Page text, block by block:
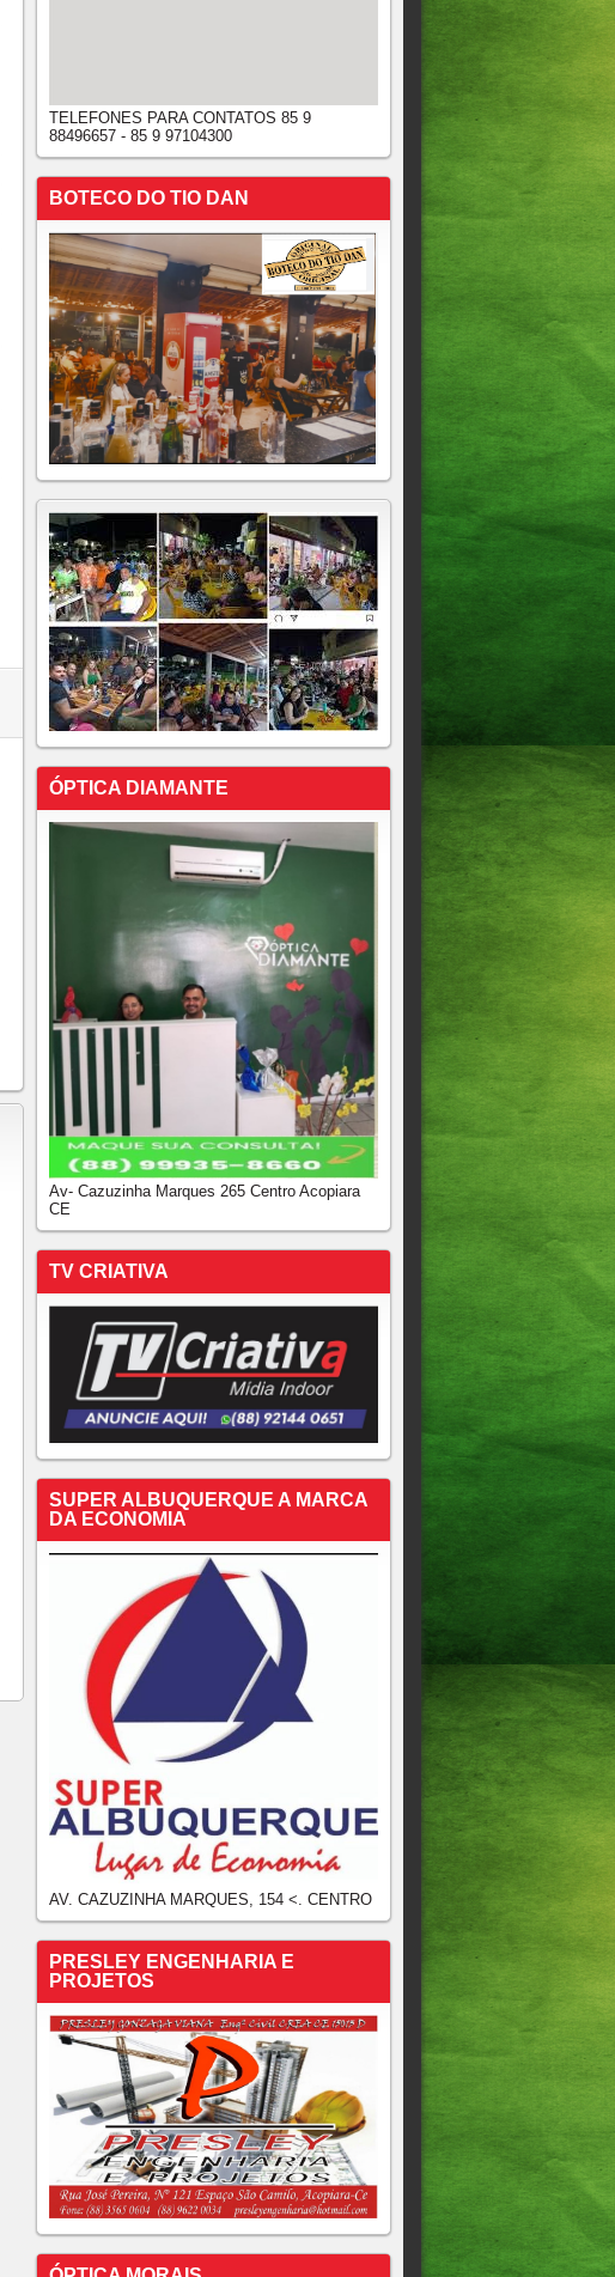
TELEFONES PARA CONTATOS 85 9
88496657 - 85 9 97104300
BOTECO DO TIO DAN
ÓPTICA DIAMANTE
Av- Cazuzinha Marques 265 Centro Acopiara
CE
TV CRIATIVA
SUPER ALBUQUERQUE A MARCA
DA ECONOMIA
AV. CAZUZINHA MARQUES, 154 <. CENTRO
PRESLEY ENGENHARIA E
PROJETOS